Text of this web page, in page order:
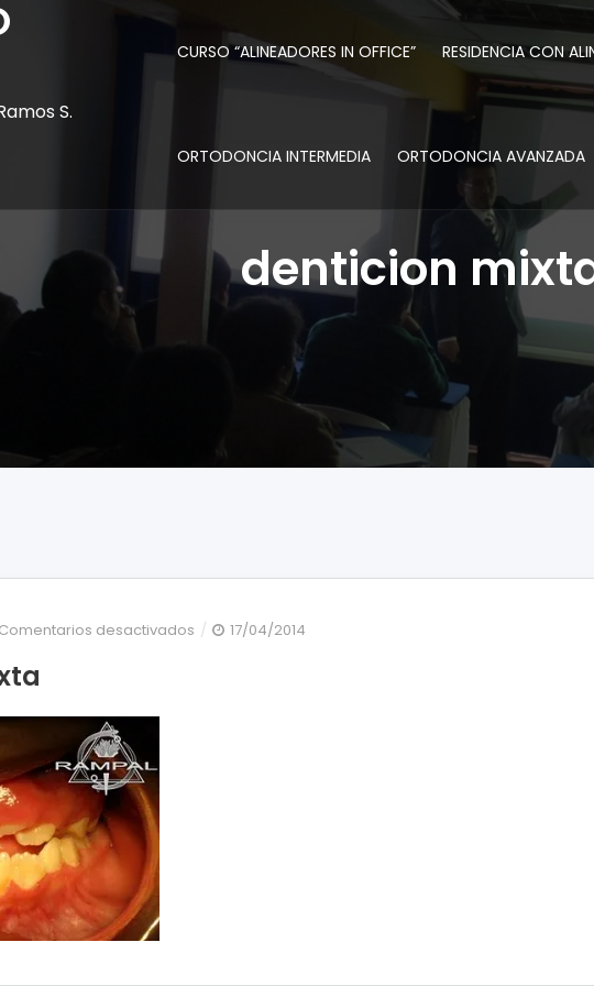
S.
CURSO “ALINEADORES IN OFFICE” RESIDENCIA CON
ORTODONCIA INTERMEDIA ORTODONCIA AVANZADA
denticion
Comentarios desactivados en
17/04/2014